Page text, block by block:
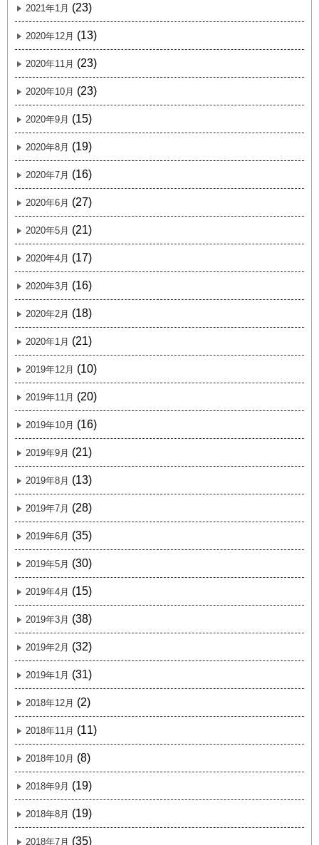
2021年1月 (23)
2020年12月 (13)
2020年11月 (23)
2020年10月 (23)
2020年9月 (15)
2020年8月 (19)
2020年7月 (16)
2020年6月 (27)
2020年5月 (21)
2020年4月 (17)
2020年3月 (16)
2020年2月 (18)
2020年1月 (21)
2019年12月 (10)
2019年11月 (20)
2019年10月 (16)
2019年9月 (21)
2019年8月 (13)
2019年7月 (28)
2019年6月 (35)
2019年5月 (30)
2019年4月 (15)
2019年3月 (38)
2019年2月 (32)
2019年1月 (31)
2018年12月 (2)
2018年11月 (11)
2018年10月 (8)
2018年9月 (19)
2018年8月 (19)
2018年7月 (35)